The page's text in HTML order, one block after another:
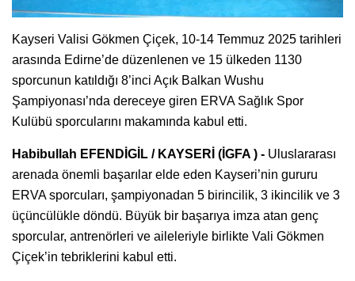
Kayseri Valisi Gökmen Çiçek, 10-14 Temmuz 2025 tarihleri
arasında Edirne’de düzenlenen ve 15 ülkeden 1130
sporcunun katıldığı 8’inci Açık Balkan Wushu
Şampiyonası’nda dereceye giren ERVA Sağlık Spor
Kulübü sporcularını makamında kabul etti.
Habibullah EFENDİGİL / KAYSERİ (İGFA ) - Uluslararası
arenada önemli başarılar elde eden Kayseri’nin gururu
ERVA sporcuları, şampiyonadan 5 birincilik, 3 ikincilik ve 3
üçüncülükle döndü. Büyük bir başarıya imza atan genç
sporcular, antrenörleri ve aileleriyle birlikte Vali Gökmen
Çiçek’in tebriklerini kabul etti.